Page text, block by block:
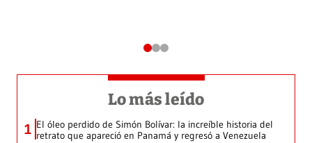
Lo más leído
1 El óleo perdido de Simón Bolívar: la increíble historia del
retrato que apareció en Panamá y regresó a Venezuela